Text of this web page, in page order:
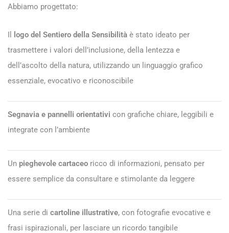
Abbiamo progettato:
Il logo del Sentiero della Sensibilità è stato ideato per
trasmettere i valori dell’inclusione, della lentezza e
dell’ascolto della natura, utilizzando un linguaggio grafico
essenziale, evocativo e riconoscibile
Segnavia e pannelli orientativi con grafiche chiare, leggibili e
integrate con l’ambiente
Un pieghevole cartaceo ricco di informazioni, pensato per
essere semplice da consultare e stimolante da leggere
Una serie di cartoline illustrative, con fotografie evocative e
frasi ispirazionali, per lasciare un ricordo tangibile